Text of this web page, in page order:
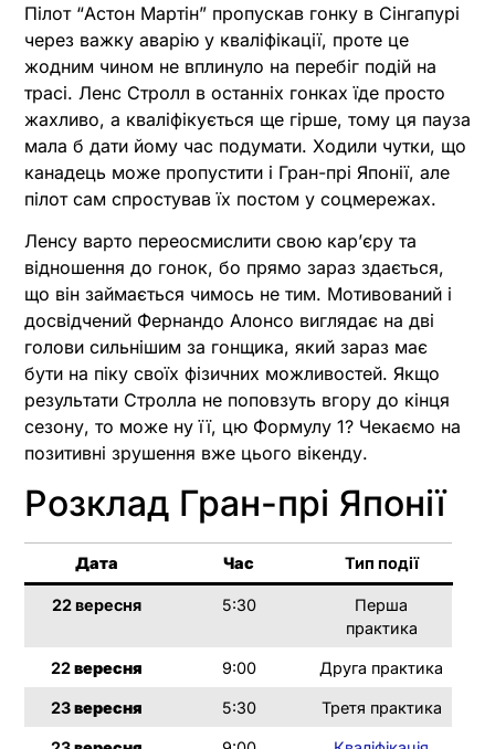
Пілот “Астон Мартін” пропускав гонку в Сінгапурі
через важку аварію у кваліфікації, проте це
жодним чином не вплинуло на перебіг подій на
трасі. Ленс Стролл в останніх гонках їде просто
жахливо, а кваліфікується ще гірше, тому ця пауза
мала б дати йому час подумати. Ходили чутки, що
канадець може пропустити і Гран-прі Японії, але
пілот сам спростував їх постом у соцмережах.
Ленсу варто переосмислити свою кар’єру та
відношення до гонок, бо прямо зараз здається,
що він займається чимось не тим. Мотивований і
досвідчений Фернандо Алонсо виглядає на дві
голови сильнішим за гонщика, який зараз має
бути на піку своїх фізичних можливостей. Якщо
результати Стролла не поповзуть вгору до кінця
сезону, то може ну її, цю Формулу 1? Чекаємо на
позитивні зрушення вже цього вікенду.
Розклад Гран-прі Японії
Дата Час Тип події
22 вересня 5:30
Перша
практика
22вересня 9:00 Друга практика
23вересня 5:30 Третя практика